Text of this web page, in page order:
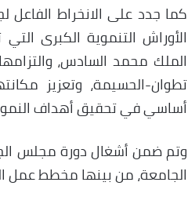
كما جدد على الانخراط
الأوراش التنموية الكبرى
الملك محمد السادس،
تطوان-الحسيمة، وتعزیز
أساسي في تحقيق أهداف
وتم ضمن أشغال دورة مجلس
الجامعة، من بينها مخطط عمل الجامعة للفترة 2025-